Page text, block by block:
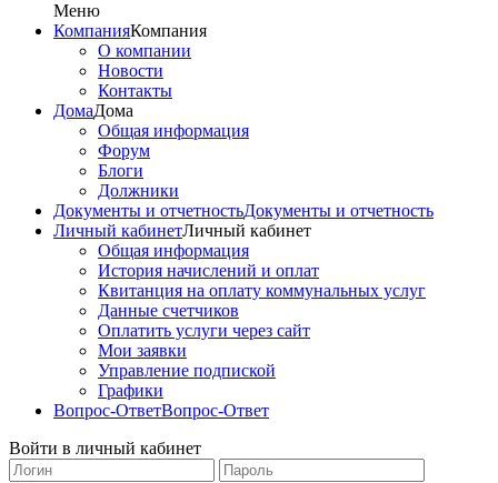
Меню
КомпанияКомпания
О компании
Новости
Контакты
ДомаДома
Общая информация
Форум
Блоги
Должники
Документы и отчетностьДокументы и отчетность
Личный кабинетЛичный кабинет
Общая информация
История начислений и оплат
Квитанция на оплату коммунальных услуг
Данные счетчиков
Оплатить услуги через сайт
Мои заявки
Управление подпиской
Графики
Вопрос-ОтветВопрос-Ответ
Войти в личный кабинет